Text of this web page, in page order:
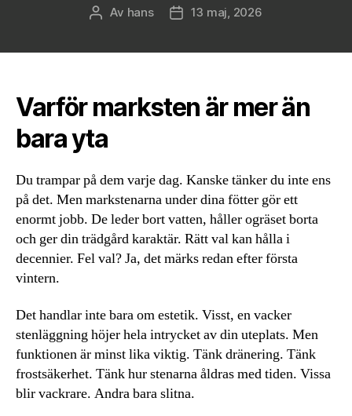
Inläggsförfattare
Av hans Inläggsdatum
13 maj, 2026
Varför marksten är mer än
bara yta
Du trampar på dem varje dag. Kanske tänker du inte ens
på det. Men markstenarna under dina fötter gör ett
enormt jobb. De leder bort vatten, håller ogräset borta
och ger din trädgård karaktär. Rätt val kan hålla i
decennier. Fel val? Ja, det märks redan efter första
vintern.
Det handlar inte bara om estetik. Visst, en vacker
stenläggning höjer hela intrycket av din uteplats. Men
funktionen är minst lika viktig. Tänk dränering. Tänk
frostsäkerhet. Tänk hur stenarna åldras med tiden. Vissa
blir vackrare. Andra bara slitna.